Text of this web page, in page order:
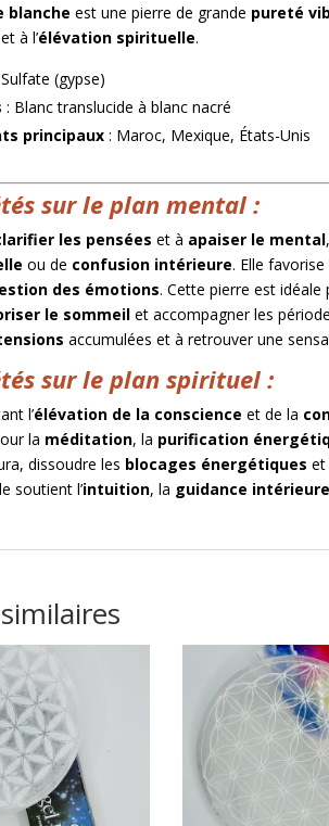
blanche est une pierre de grande pureté
et à l’élévation spirituelle.
(gypse)
: Blanc translucide à blanc nacré
principaux : Maroc, Mexique, États-Unis
sur le plan mental :
les pensées et à apaiser le mental
ou de confusion intérieure. Elle favorise
des émotions. Cette pierre est idéale
le sommeil et accompagner les
accumulées et à retrouver une
sur le plan spirituel :
l’élévation de la conscience et de la
la méditation, la purification
dissoudre les blocages énergétiques et
soutient l’intuition, la guidance intérieure